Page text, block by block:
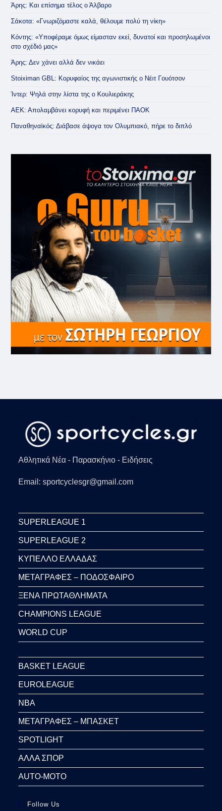
Άρης: Και επίσημα τέλος ο Άλβαρο
Σάκοτα: «Γνωριζόμαστε καλά, θέλουμε πολύ τη νίκη»
Κόντης: «Υποφέραμε όμως είμασταν εκεί, δυνατοί και προσηλωμένοι
στο σχέδιό μας»
Άρης: Δεν χάνει αλλά δεν νικάει
Stoiximan GBL: Κορυφαίος της αγωνιστικής ο Νέιτ Γουότσον
Ίντερ: Ψηλά στην λίστα της ο Κουλιεράκης
ΑΕΚ: Απολαμβάνει κορυφή και περιμένει ΠΑΟΚ
Παναθηναϊκός: Διάβασε άψογα τον Ολυμπιακό, πήρε το διπλό
Αθλητικά Νέα - Παρασκήνιο - Ειδήσεις
Email: sportcyclesgr@gmail.com
SUPERLEAGUE 1
SUPERLEAGUE 2
ΚΥΠΕΛΛΟ ΕΛΛΑΔΑΣ
ΜΕΤΑΓΡΑΦΕΣ – ΠΟΔΟΣΦΑΙΡΟ
ΞΕΝΑ ΠΡΩΤΑΘΛΗΜΑΤΑ
CHAMPIONS LEAGUE
WORLD CUP
BASKET LEAGUE
EUROLEAGUE
NBA
ΜΕΤΑΓΡΑΦΕΣ – ΜΠΑΣΚΕΤ
SPOTLIGHT
ΑΛΛΑ ΣΠΟΡ
AUTO-MOTO
Follow Us